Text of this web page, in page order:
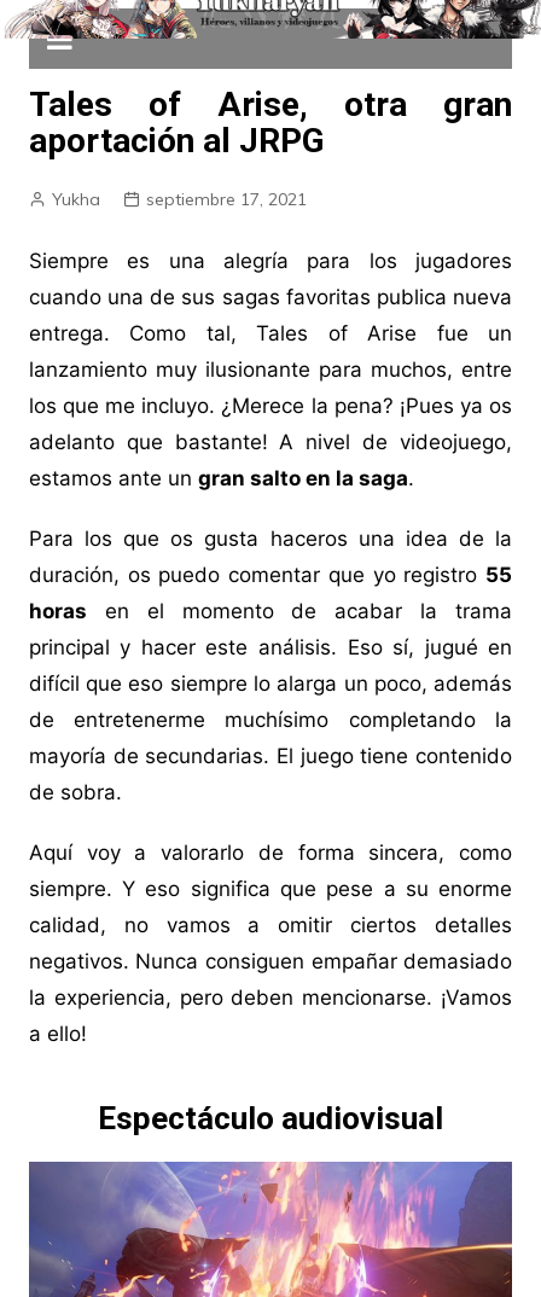
Tales of Arise, otra gran
aportación al JRPG
Yukha septiembre 17, 2021
Siempre es una alegría para los jugadores
cuando una de sus sagas favoritas publica nueva
entrega. Como tal, Tales of Arise fue un
lanzamiento muy ilusionante para muchos, entre
los que me incluyo. ¿Merece la pena? ¡Pues ya os
adelanto que bastante! A nivel de videojuego,
estamos ante un gran salto en la saga.
Para los que os gusta haceros una idea de la
duración, os puedo comentar que yo registro 55
horas en el momento de acabar la trama
principal y hacer este análisis. Eso sí, jugué en
difícil que eso siempre lo alarga un poco, además
de entretenerme muchísimo completando la
mayoría de secundarias. El juego tiene contenido
de sobra.
Aquí voy a valorarlo de forma sincera, como
siempre. Y eso significa que pese a su enorme
calidad, no vamos a omitir ciertos detalles
negativos. Nunca consiguen empañar demasiado
la experiencia, pero deben mencionarse. ¡Vamos
a ello!
Espectáculo audiovisual